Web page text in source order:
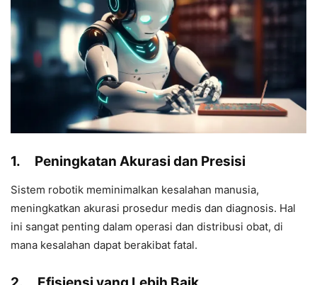
1. Peningkatan Akurasi dan Presisi
Sistem robotik meminimalkan kesalahan manusia,
meningkatkan akurasi prosedur medis dan diagnosis. Hal
ini sangat penting dalam operasi dan distribusi obat, di
mana kesalahan dapat berakibat fatal.